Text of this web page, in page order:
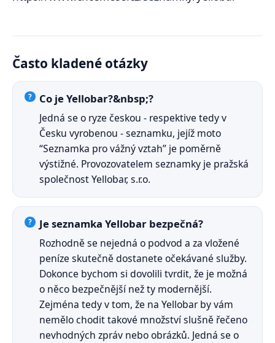
Často kladené otázky
Co je Yellobar?&nbsp;?
Jedná se o ryze českou - respektive tedy v
Česku vyrobenou - seznamku, jejíž moto
“Seznamka pro vážný vztah” je poměrně
výstižné. Provozovatelem seznamky je pražská
společnost Yellobar, s.r.o.
Je seznamka Yellobar bezpečná?
Rozhodně se nejedná o podvod a za vložené
peníze skutečně dostanete očekávané služby.
Dokonce bychom si dovolili tvrdit, že je možná
o něco bezpečnější než ty modernější.
Zejména tedy v tom, že na Yellobar by vám
nemělo chodit takové množství slušně řečeno
nevhodných zpráv nebo obrázků. Jedná se o